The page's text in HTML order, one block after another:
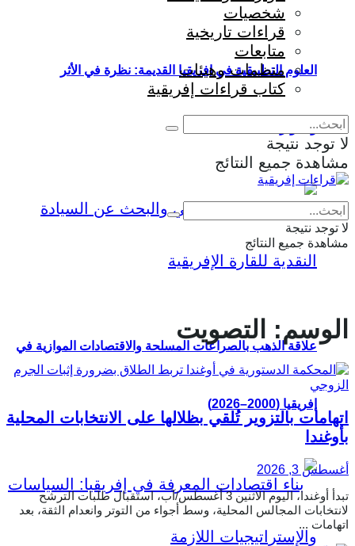
العلوم التطبيقية في إفريقيا القديمة: نظرة في الأثر
والمؤثرات
علاقة الذهب بالصراعات المسلحة والاقتصادات الموازية في
إفريقيا (2000–2026)
شخصيات
قراءات تاريخية
متابعات
منظمات وهيئات
كتاب قراءات إفريقية
لا توجد نتيجة
مشاهدة جميع النتائج
لا توجد نتيجة
مشاهدة جميع النتائج
الوسم: التصويت
اتهامات بالتزوير تُلقي بظلالها على الانتخابات المحلية
بأوغندا
أغسطس 3, 2026
تبدأ أوغندا، اليوم الاثنين 3 أغسطس/آب، استقبال طلبات الترشح
لانتخابات المجالس المحلية، وسط أجواء من التوتر وانعدام الثقة، بعد
اتهامات ...